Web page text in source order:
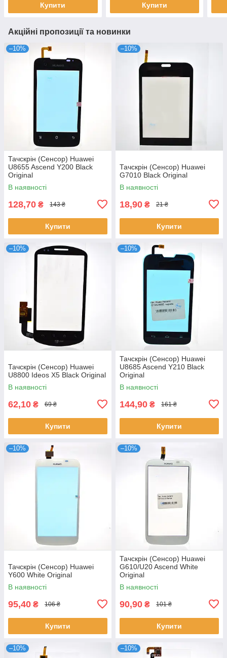
Купити Купити
Акційні пропозиції та новинки
–10%
Тачскрін (Сенсор) Huawei
U8655 Ascend Y200 Black
Original
В наявності
128,70 ₴ 143 ₴
Купити
–10%
Тачскрін (Сенсор) Huawei
G7010 Black Original
В наявності
18,90 ₴ 21 ₴
Купити
–10%
Тачскрін (Сенсор) Huawei
U8800 Ideos X5 Black Original
В наявності
62,10 ₴ 69 ₴
Купити
–10%
Тачскрін (Сенсор) Huawei
U8685 Ascend Y210 Black
Original
В наявності
144,90 ₴ 161 ₴
Купити
–10%
Тачскрін (Сенсор) Huawei
Y600 White Original
В наявності
95,40 ₴ 106 ₴
Купити
–10%
Тачскрін (Сенсор) Huawei
G610/U20 Ascend White
Original
В наявності
90,90 ₴ 101 ₴
Купити
–10% –10%